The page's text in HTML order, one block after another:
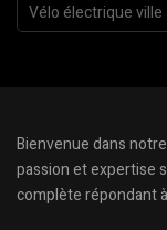
Vélo électrique ville
Bienvenue dans
passion et expertise
complète répondant